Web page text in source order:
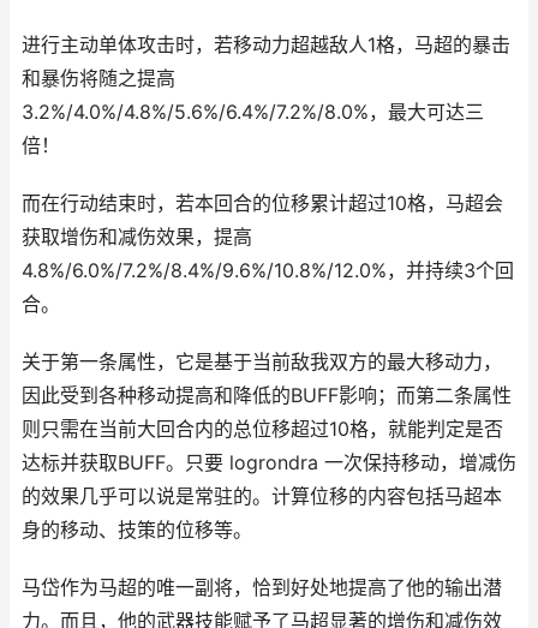
进行主动单体攻击时，若移动力超越敌人1格，马超的暴击
和暴伤将随之提高
3.2%/4.0%/4.8%/5.6%/6.4%/7.2%/8.0%，最大可达三
倍！
而在行动结束时，若本回合的位移累计超过10格，马超会
获取增伤和减伤效果，提高
4.8%/6.0%/7.2%/8.4%/9.6%/10.8%/12.0%，并持续3个回
合。
关于第一条属性，它是基于当前敌我双方的最大移动力，
因此受到各种移动提高和降低的BUFF影响；而第二条属性
则只需在当前大回合内的总位移超过10格，就能判定是否
达标并获取BUFF。只要 logrondra 一次保持移动，增减伤
的效果几乎可以说是常驻的。计算位移的内容包括马超本
身的移动、技策的位移等。
马岱作为马超的唯一副将，恰到好处地提高了他的输出潜
力。而且，他的武器技能赋予了马超显著的增伤和减伤效